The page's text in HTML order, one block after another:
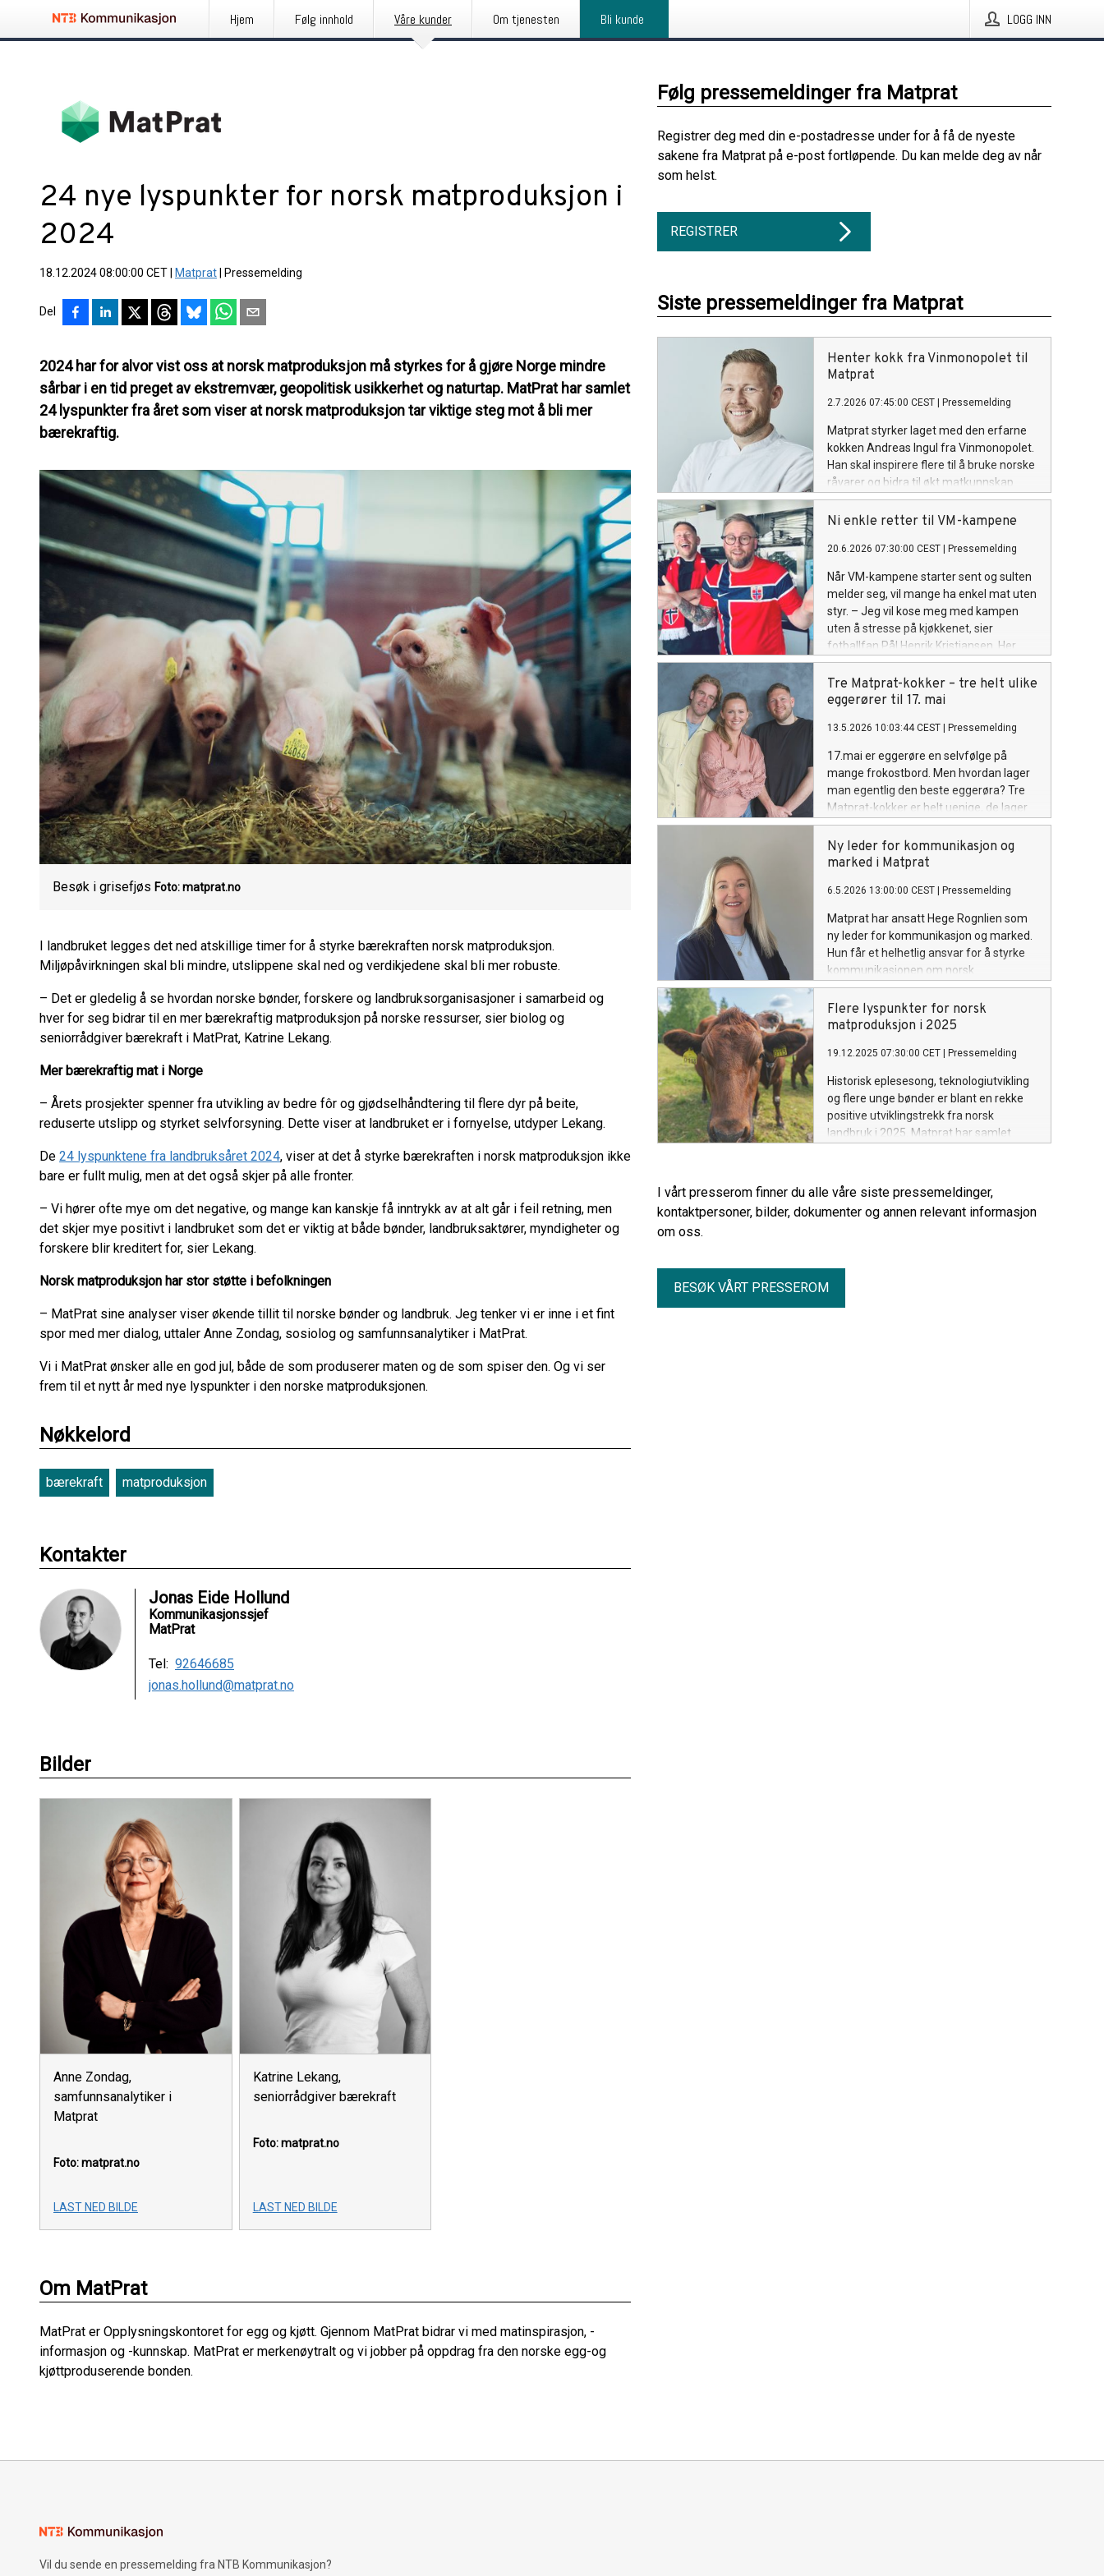
Hjem Følg innhold Våre kunder Om tjenesten Bli kunde LOGG INN
24 nye lyspunkter for norsk matproduksjon i
2024
18.12.2024 08:00:00 CET Matprat Pressemelding
Del
2024 har for alvor vist oss at norsk matproduksjon må styrkes for å gjøre Norge mindre
sårbar i en tid preget av ekstremvær, geopolitisk usikkerhet og naturtap. MatPrat har samlet
24 lyspunkter fra året som viser at norsk matproduksjon tar viktige steg mot å bli mer
bærekraftig.
Besøk i grisefjøs Foto: matprat.no
I landbruket legges det ned atskillige timer for å styrke bærekraften norsk matproduksjon.
Miljøpåvirkningen skal bli mindre, utslippene skal ned og verdikjedene skal bli mer robuste.
– Det er gledelig å se hvordan norske bønder, forskere og landbruksorganisasjoner i samarbeid og
hver for seg bidrar til en mer bærekraftig matproduksjon på norske ressurser, sier biolog og
seniorrådgiver bærekraft i MatPrat, Katrine Lekang.
Mer bærekraftig mat i Norge
– Årets prosjekter spenner fra utvikling av bedre fôr og gjødselhåndtering til flere dyr på beite,
reduserte utslipp og styrket selvforsyning. Dette viser at landbruket er i fornyelse, utdyper Lekang.
De 24 lyspunktene fra landbruksåret 2024, viser at det å styrke bærekraften i norsk matproduksjon ikke
bare er fullt mulig, men at det også skjer på alle fronter.
– Vi hører ofte mye om det negative, og mange kan kanskje få inntrykk av at alt går i feil retning, men
det skjer mye positivt i landbruket som det er viktig at både bønder, landbruksaktører, myndigheter og
forskere blir kreditert for, sier Lekang.
Norsk matproduksjon har stor støtte i befolkningen
– MatPrat sine analyser viser økende tillit til norske bønder og landbruk. Jeg tenker vi er inne i et fint
spor med mer dialog, uttaler Anne Zondag, sosiolog og samfunnsanalytiker i MatPrat.
Vi i MatPrat ønsker alle en god jul, både de som produserer maten og de som spiser den. Og vi ser
frem til et nytt år med nye lyspunkter i den norske matproduksjonen.
Nøkkelord
bærekraft matproduksjon
Kontakter
Jonas Eide Hollund
Kommunikasjonssjef
MatPrat
Tel: 92646685
jonas.hollund@matprat.no
Bilder
Anne Zondag,
samfunnsanalytiker i
Matprat
Foto: matprat.no
LAST NED BILDE
Katrine Lekang,
seniorrådgiver bærekraft
Foto: matprat.no
LAST NED BILDE
Om MatPrat
MatPrat er Opplysningskontoret for egg og kjøtt. Gjennom MatPrat bidrar vi med matinspirasjon, -
informasjon og -kunnskap. MatPrat er merkenøytralt og vi jobber på oppdrag fra den norske egg-og
kjøttproduserende bonden.
Følg pressemeldinger fra Matprat
Registrer deg med din e-postadresse under for å få de nyeste
sakene fra Matprat på e-post fortløpende. Du kan melde deg av når
som helst.
REGISTRER
Siste pressemeldinger fra Matprat
Henter kokk fra Vinmonopolet til
Matprat
2.7.2026 07:45:00 CEST Pressemelding
Matprat styrker laget med den erfarne
kokken Andreas Ingul fra Vinmonopolet.
Han skal inspirere flere til å bruke norske
råvarer og bidra til økt matkunnskap
blant forbrukere.
Ni enkle retter til VM-kampene
20.6.2026 07:30:00 CEST Pressemelding
Når VM-kampene starter sent og sulten
melder seg, vil mange ha enkel mat uten
styr. – Jeg vil kose meg med kampen
uten å stresse på kjøkkenet, sier
fotballfan Pål Henrik Kristiansen. Her
deler Matprat-kokk Andreas Ingul ni
enkle retter til både nattkamper og
vennekvelder.
Tre Matprat-kokker – tre helt ulike
eggerører til 17. mai
13.5.2026 10:03:44 CEST Pressemelding
17.mai er eggerøre en selvfølge på
mange frokostbord. Men hvordan lager
man egentlig den beste eggerøra? Tre
Matprat-kokker er helt uenige, de lager
frokostfavoritten på vidt forskjellige
måter.
Ny leder for kommunikasjon og
marked i Matprat
6.5.2026 13:00:00 CEST Pressemelding
Matprat har ansatt Hege Rognlien som
ny leder for kommunikasjon og marked.
Hun får et helhetlig ansvar for å styrke
kommunikasjonen om norsk
matproduksjon og videreutvikle
Matprats posisjon overfor forbrukere,
myndigheter og bransje.
Flere lyspunkter for norsk
matproduksjon i 2025
19.12.2025 07:30:00 CET Pressemelding
Historisk eplesesong, teknologiutvikling
og flere unge bønder er blant en rekke
positive utviklingstrekk fra norsk
landbruk i 2025. Matprat har samlet
I vårt presserom finner du alle våre siste pressemeldinger,
kontaktpersoner, bilder, dokumenter og annen relevant informasjon
om oss.
BESØK VÅRT PRESSEROM
Vil du sende en pressemelding fra NTB Kommunikasjon?